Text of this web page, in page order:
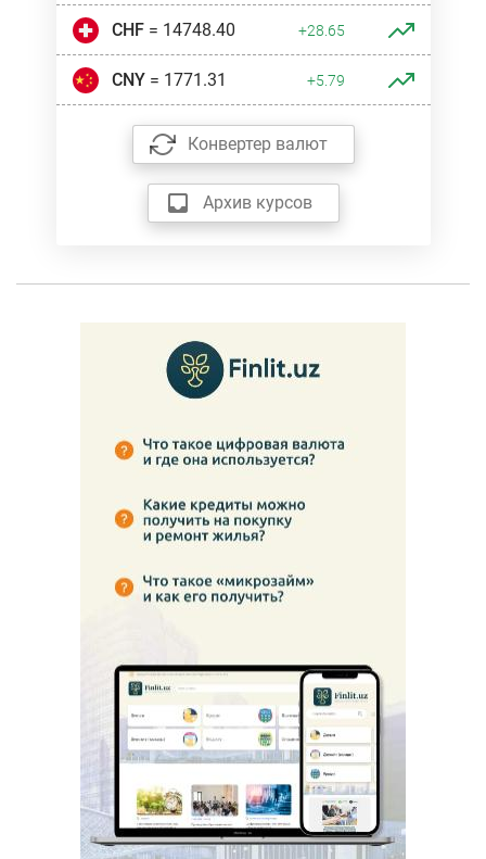
CHF= 14748.40 +28.65
CNY= 1771.31 +5.79
Конвертер валют
Архив курсов